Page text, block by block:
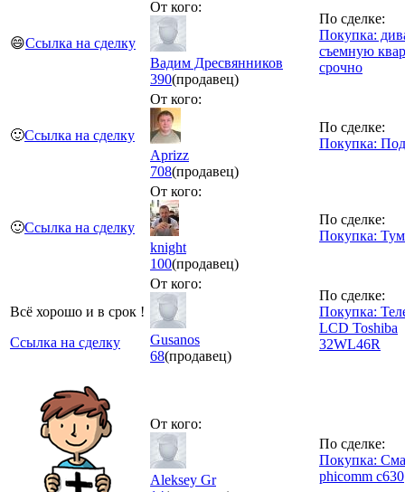
😄Ссылка на сделку
От кого:
Вадим Дресвянников
390(продавец)
По сделке:
Покупка:
съемную
срочно
🙂Ссылка на сделку
От кого:
Aprizz
708(продавец)
По сделке:
Покупка:
🙂Ссылка на сделку
От кого:
knight
100(продавец)
По сделке:
Покупка:
Всё хорошо и в срок !
Ссылка на сделку
От кого:
Gusanos
68(продавец)
По сделке:
Покупка:
LCD Toshiba
32WL46R
От кого:
Aleksey Gr
По сделке:
Покупка:
phicomm c630